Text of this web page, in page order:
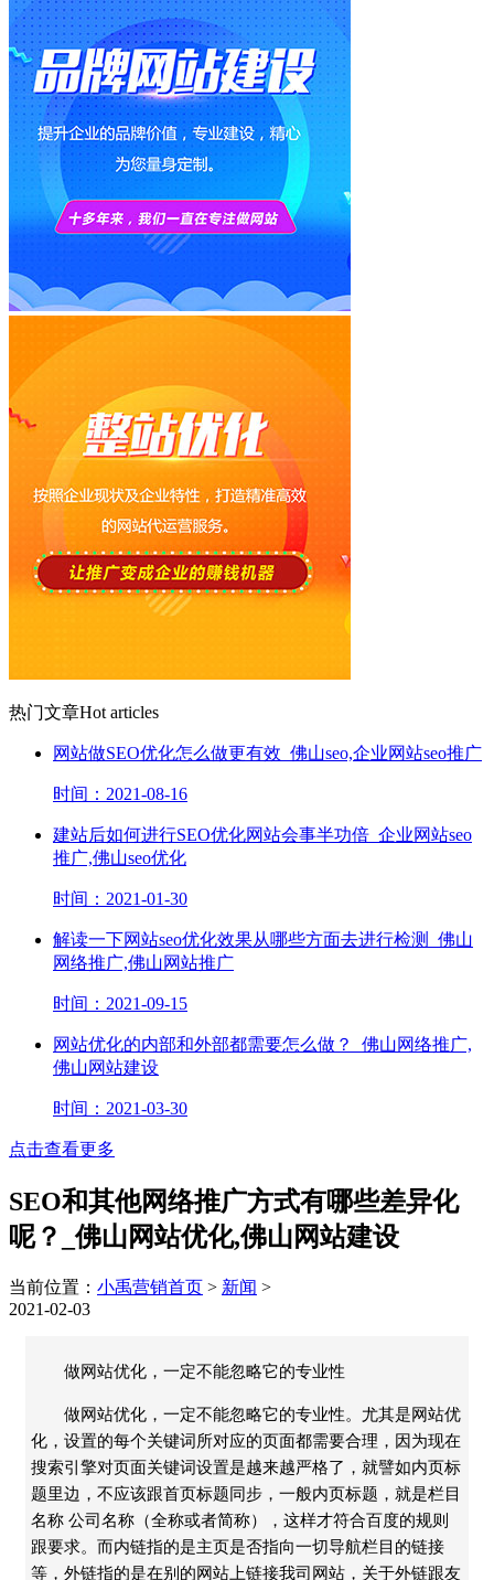
热门文章Hot articles
网站做SEO优化怎么做更有效_佛山seo,企业网站seo推广
时间：2021-08-16
建站后如何进行SEO优化网站会事半功倍_企业网站seo
推广,佛山seo优化
时间：2021-01-30
解读一下网站seo优化效果从哪些方面去进行检测_佛山
网络推广,佛山网站推广
时间：2021-09-15
网站优化的内部和外部都需要怎么做？_佛山网络推广,
佛山网站建设
时间：2021-03-30
点击查看更多
SEO和其他网络推广方式有哪些差异化
呢？_佛山网站优化,佛山网站建设
当前位置： 小禹营销首页 > 新闻 >
2021-02-03
做网站优化，一定不能忽略它的专业性
做网站优化，一定不能忽略它的专业性。尤其是网站优
化，设置的每个关键词所对应的页面都需要合理，因为现在
搜索引擎对页面关键词设置是越来越严格了，就譬如内页标
题里边，不应该跟首页标题同步，一般内页标题，就是栏目
名称 公司名称（全称或者简称），这样才符合百度的规则
跟要求。而内链指的是主页是否指向一切导航栏目的链接
等，外链指的是在别的网站上链接我司网站，关于外链跟友